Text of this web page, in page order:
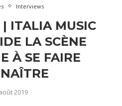
Interviews
ITALIA MUSIC
LA SCÈNE
À SE FAIRE
2019